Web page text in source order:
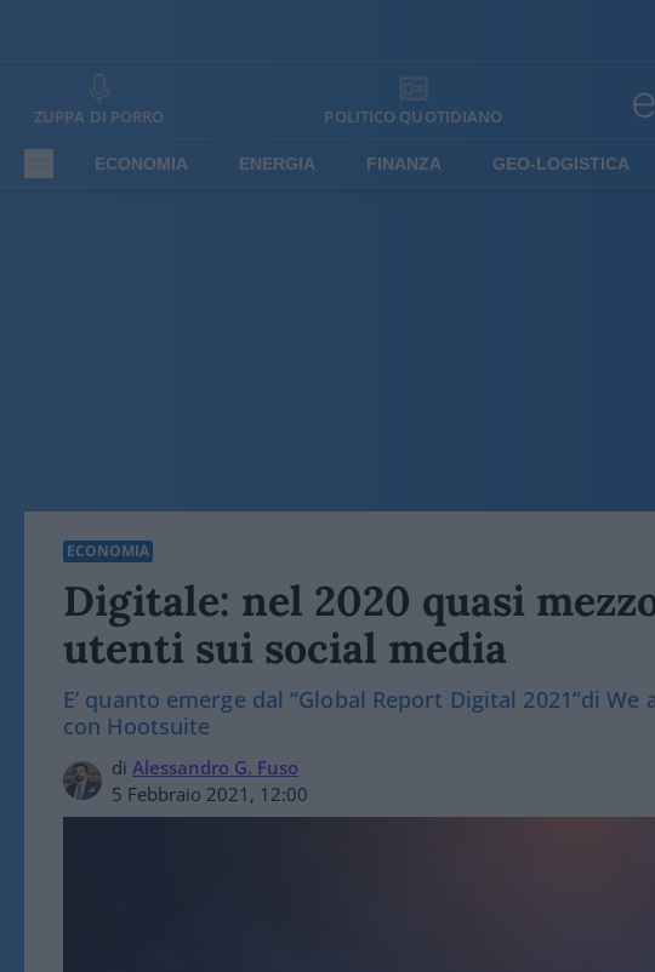
ZUPPA DI PORRO POLITICO QUOTIDIANO
ECONOMIA ENERGIA FINANZA GEO-LOGISTICA
ECONOMIA
Digitale: nel 2020 quasi
utenti sui social media
E’ quanto emerge dal “Global Report Digital 2021”di
con Hootsuite
di Alessandro G. Fuso
5 Febbraio 2021, 12:00